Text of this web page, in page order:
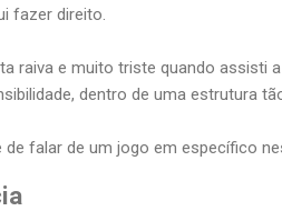
fazer direito.
raiva e muito triste quando assisti a
dentro de uma estrutura
falar de um jogo em específico